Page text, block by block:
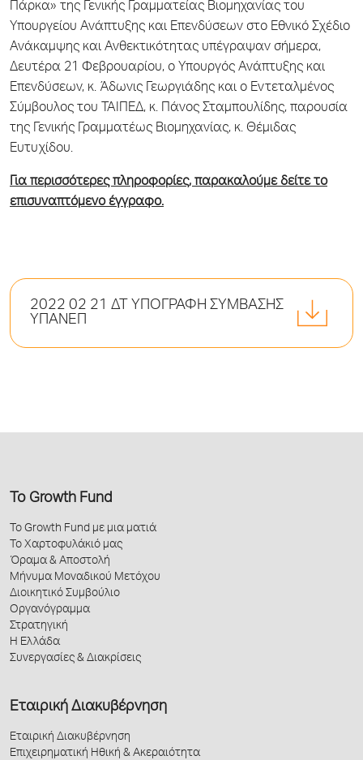
Πάρκα» της Γενικής Γραμματείας Βιομηχανίας του
Υπουργείου Ανάπτυξης και Επενδύσεων στο Εθνικό Σχέδιο
Ανάκαμψης και Ανθεκτικότητας υπέγραψαν σήμερα,
Δευτέρα 21 Φεβρουαρίου, ο Υπουργός Ανάπτυξης και
Επενδύσεων, κ. Άδωνις Γεωργιάδης και ο Εντεταλμένος
Σύμβουλος του ΤΑΙΠΕΔ, κ. Πάνος Σταμπουλίδης, παρουσία
της Γενικής Γραμματέως Βιομηχανίας, κ. Θέμιδας
Ευτυχίδου.
Για περισσότερες πληροφορίες, παρακαλούμε δείτε το
επισυναπτόμενο έγγραφο.
2022 02 21 ΔΤ ΥΠΟΓΡΑΦΗ ΣΥΜΒΑΣΗΣ
ΥΠΑΝΕΠ
Το Growth Fund
Το Growth Fund με μια ματιά
Το Χαρτοφυλάκιό μας
Όραμα & Αποστολή
Μήνυμα Μοναδικού Μετόχου
Διοικητικό Συμβούλιο
Οργανόγραμμα
Στρατηγική
Η Ελλάδα
Συνεργασίες & Διακρίσεις
Εταιρική Διακυβέρνηση
Εταιρική Διακυβέρνηση
Επιχειρηματική Ηθική & Ακεραιότητα